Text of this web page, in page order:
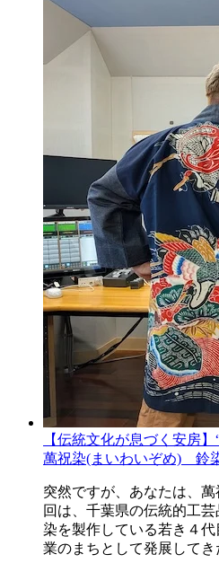
【伝統文化が息づく安房
萬祝染(まいわいぞめ) 鈴
突然ですが、あなたは、
回は、千葉県の伝統的工
染を製作している若き４
業のまちとして発展して